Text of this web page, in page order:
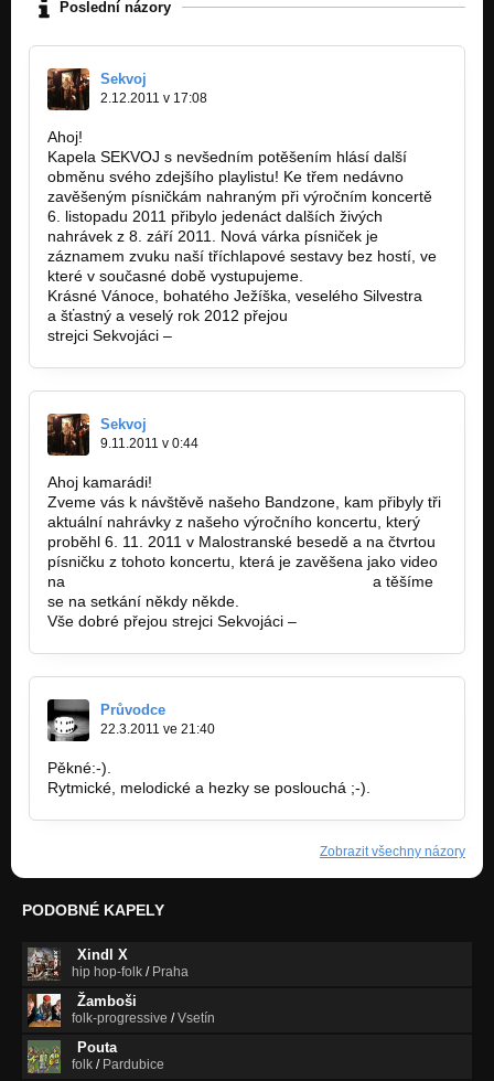
Poslední názory
Sekvoj
2.12.2011 v 17:08
Ahoj!
Kapela SEKVOJ s nevšedním potěšením hlásí další
obměnu svého zdejšího playlistu! Ke třem nedávno
zavěšeným písničkám nahraným při výročním koncertě
6. listopadu 2011 přibylo jedenáct dalších živých
nahrávek z 8. září 2011. Nová várka písniček je
záznamem zvuku naší tříchlapové sestavy bez hostí, ve
které v současné době vystupujeme.
Krásné Vánoce, bohatého Ježíška, veselého Silvestra
a šťastný a veselý rok 2012 přejou
strejci Sekvojáci –
Sekvoj
9.11.2011 v 0:44
Ahoj kamarádi!
Zveme vás k návštěvě našeho Bandzone, kam přibyly tři
aktuální nahrávky z našeho výročního koncertu, který
proběhl 6. 11. 2011 v Malostranské besedě a na čtvrtou
písničku z tohoto koncertu, která je zavěšena jako video
na
a těšíme
se na setkání někdy někde.
Vše dobré přejou strejci Sekvojáci –
Průvodce
22.3.2011 ve 21:40
Pěkné:-).
Rytmické, melodické a hezky se poslouchá ;-).
Zobrazit všechny názory
PODOBNÉ KAPELY
Xindl X
hip hop-folk / Praha
Žamboši
folk-progressive /Vsetín
Pouta
folk / Pardubice